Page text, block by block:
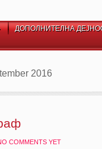
ДОПОЛНИТЕЛНА
2016
COMMENTS YET